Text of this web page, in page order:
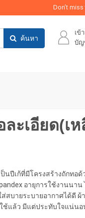
Don’t
ค้นหา
เข้
บัญ
ะเอียด(เ
นปีเก้ที่มีโครงสร้างถักทอ
อายุการใช้งานนา
สบายระบายอากาศได้ดี ผ้
ช้แล้ว มีแต่ประทับใจแน่นอ